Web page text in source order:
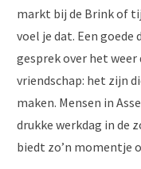
markt bij de Brink of
voel je dat. Een goede
gesprek over het
vriendschap: het zijn
maken. Mensen in
drukke werkdag in de
biedt zo’n momentje